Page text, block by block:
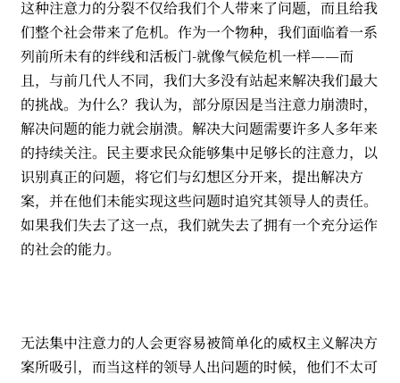
这种注意力的分裂不仅给我们个人带来了问题，而且给我
们整个社会带来了危机。作为一个物种，我们面临着一系
列前所未有的绊线和活板门-就像气候危机一样——而
且，与前几代人不同，我们大多没有站起来解决我们最大
的挑战。为什么？我认为，部分原因是当注意力崩溃时，
解决问题的能力就会崩溃。解决大问题需要许多人多年来
的持续关注。民主要求民众能够集中足够长的注意力，以
识别真正的问题，将它们与幻想区分开来，提出解决方
案，并在他们未能实现这些问题时追究其领导人的责任。
如果我们失去了这一点，我们就失去了拥有一个充分运作
的社会的能力。
无法集中注意力的人会更容易被简单化的威权主义解决方
案所吸引，而当这样的领导人出问题的时候，他们不太可